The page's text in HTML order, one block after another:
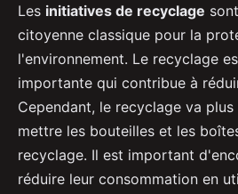
Les initiatives de recyclage
citoyenne classique pour la
l'environnement. Le recyclage
importante qui contribue à
Cependant, le recyclage va
mettre les bouteilles et les
recyclage. Il est important
réduire leur consommation en